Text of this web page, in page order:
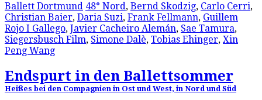
Ballett Dortmund 48° Nord, Bernd Skodzig, Carlo Cerri,
Christian Baier, Daria Suzi, Frank Fellmann, Guillem
Rojo I Gallego, Javier Cacheiro Alemán, Sae Tamura,
Siegersbusch Film, Simone Dalè, Tobias Ehinger, Xin
Peng Wang
Endspurt in den Ballettsommer
Heißes bei den Compagnien in Ost und West, in Nord und Süd